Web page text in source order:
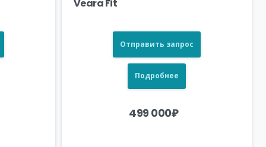
Veara Fit
Отправить запрос
Подробнее
499 000₽